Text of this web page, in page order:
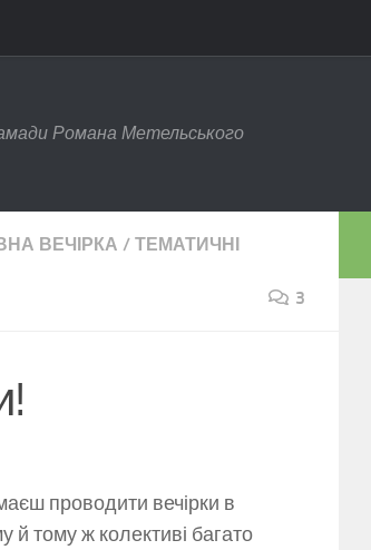
Романа Метельського
ВЕЧІРКА / ТЕМАТИЧНІ
3
проводити вечірки в
й тому ж колективі багато